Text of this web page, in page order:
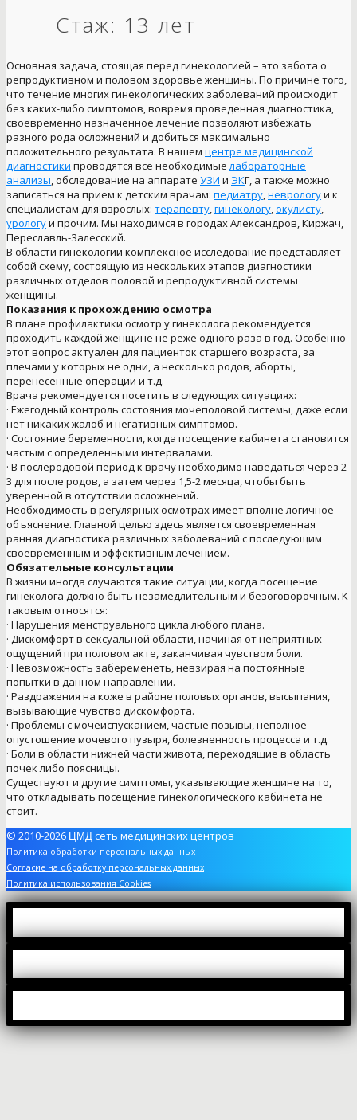
Стаж: 13 лет
Основная задача, стоящая перед гинекологией – это забота о
репродуктивном и половом здоровье женщины. По причине того,
что течение многих гинекологических заболеваний происходит
без каких-либо симптомов, вовремя проведенная диагностика,
своевременно назначенное лечение позволяют избежать
разного рода осложнений и добиться максимально
положительного результата. В нашем центре медицинской
диагностики проводятся все необходимыелабораторные
анализы, обследование на аппарате УЗИ и ЭКГ, а также можно
записаться на прием к детским врачам: педиатру,неврологуи к
специалистам для взрослых: терапевту,гинекологу,окулисту,
урологуи прочим. Мы находимся в городах Александров, Киржач,
Переславль-Залесский.
В области гинекологии комплексное исследование представляет
собой схему, состоящую из нескольких этапов диагностики
различных отделов половой и репродуктивной системы
женщины.
Показания к прохождению осмотра
В плане профилактики осмотр у гинеколога рекомендуется
проходить каждой женщине не реже одного раза в год. Особенно
этот вопрос актуален для пациенток старшего возраста, за
плечами у которых не одни, а несколько родов, аборты,
перенесенные операции и т.д.
Врача рекомендуется посетить в следующих ситуациях:
· Ежегодный контроль состояния мочеполовой системы, даже если
нет никаких жалоб и негативных симптомов.
· Состояние беременности, когда посещение кабинета становится
частым с определенными интервалами.
· В послеродовой период к врачу необходимо наведаться через 2-
3 для после родов, а затем через 1,5-2 месяца, чтобы быть
уверенной в отсутствии осложнений.
Необходимость в регулярных осмотрах имеет вполне логичное
объяснение. Главной целью здесь является своевременная
ранняя диагностика различных заболеваний с последующим
своевременным и эффективным лечением.
Обязательные консультации
В жизни иногда случаются такие ситуации, когда посещение
гинеколога должно быть незамедлительным и безоговорочным. К
таковым относятся:
· Нарушения менструального цикла любого плана.
· Дискомфорт в сексуальной области, начиная от неприятных
ощущений при половом акте, заканчивая чувством боли.
· Невозможность забеременеть, невзирая на постоянные
попытки в данном направлении.
· Раздражения на коже в районе половых органов, высыпания,
вызывающие чувство дискомфорта.
· Проблемы с мочеиспусканием, частые позывы, неполное
опустошение мочевого пузыря, болезненность процесса и т.д.
· Боли в области нижней части живота, переходящие в область
почек либо поясницы.
Существуют и другие симптомы, указывающие женщине на то,
что откладывать посещение гинекологического кабинета не
стоит.
© 2010-2026 ЦМД сеть медицинских центров
Политика обработки персональных данных
Согласие на обработку персональных данных
Политика использования Cookies